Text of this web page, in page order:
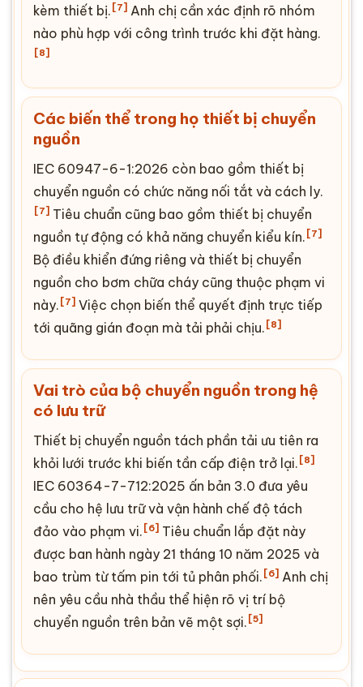
kèm thiết bị. [7] Anh chị cần xác định rõ nhóm
nào phù hợp với công trình trước khi đặt hàng.
[8]
Các biến thể trong họ thiết bị chuyển
nguồn
IEC 60947-6-1:2026 còn bao gồm thiết bị
chuyển nguồn có chức năng nối tắt và cách ly.
[7] Tiêu chuẩn cũng bao gồm thiết bị chuyển
nguồn tự động có khả năng chuyển kiểu kín. [7]
Bộ điều khiển đứng riêng và thiết bị chuyển
nguồn cho bơm chữa cháy cũng thuộc phạm vi
này. [7] Việc chọn biến thể quyết định trực tiếp
tới quãng gián đoạn mà tải phải chịu. [8]
Vai trò của bộ chuyển nguồn trong hệ
có lưu trữ
Thiết bị chuyển nguồn tách phần tải ưu tiên ra
khỏi lưới trước khi biến tần cấp điện trở lại. [8]
IEC 60364-7-712:2025 ấn bản 3.0 đưa yêu
cầu cho hệ lưu trữ và vận hành chế độ tách
đảo vào phạm vi. [6] Tiêu chuẩn lắp đặt này
được ban hành ngày 21 tháng 10 năm 2025 và
bao trùm từ tấm pin tới tủ phân phối. [6] Anh chị
nên yêu cầu nhà thầu thể hiện rõ vị trí bộ
chuyển nguồn trên bản vẽ một sợi. [5]